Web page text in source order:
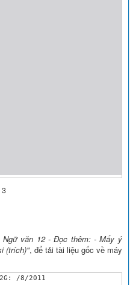
3
Ngữ văn 12 - Đọc thêm: - Mấy ý
(trích)", để tải tài liệu gốc về máy
/8/2011